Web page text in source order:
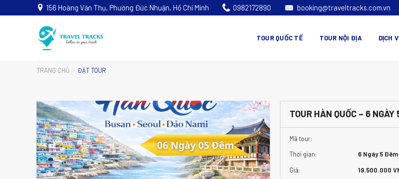
156 Hoàng Văn Thụ, Phường Đức Nhuận, Hồ Chí Minh 0982172890 booking@traveltracks.com.vn
TOUR QUỐC TẾ TOUR NỘI ĐỊA DỊCH
TRANG CHỦ ĐẶT TOUR
TOUR HÀN QUỐC – 6 NGÀY
Mã tour:
Thời gian:
6 Ngày 5 Đêm
Giá:
19.500.000